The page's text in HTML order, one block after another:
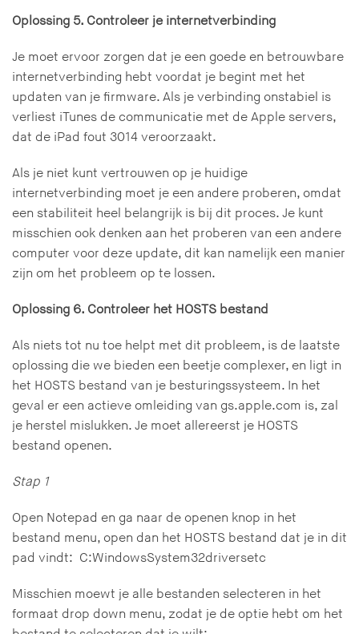
Oplossing 5. Controleer je internetverbinding
Je moet ervoor zorgen dat je een goede en betrouwbare
internetverbinding hebt voordat je begint met het
updaten van je firmware. Als je verbinding onstabiel is
verliest iTunes de communicatie met de Apple servers,
dat de iPad fout 3014 veroorzaakt.
Als je niet kunt vertrouwen op je huidige
internetverbinding moet je een andere proberen, omdat
een stabiliteit heel belangrijk is bij dit proces. Je kunt
misschien ook denken aan het proberen van een andere
computer voor deze update, dit kan namelijk een manier
zijn om het probleem op te lossen.
Oplossing 6. Controleer het HOSTS bestand
Als niets tot nu toe helpt met dit probleem, is de laatste
oplossing die we bieden een beetje complexer, en ligt in
het HOSTS bestand van je besturingssysteem. In het
geval er een actieve omleiding van gs.apple.com is, zal
je herstel mislukken. Je moet allereerst je HOSTS
bestand openen.
Stap 1
Open Notepad en ga naar de openen knop in het
bestand menu, open dan het HOSTS bestand dat je in dit
pad vindt: C:WindowsSystem32driversetc
Misschien moewt je alle bestanden selecteren in het
formaat drop down menu, zodat je de optie hebt om het